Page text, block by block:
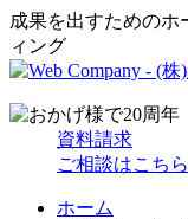
成果を出すためのホ
ィング
資料請求
ご相談はこちら
ホーム